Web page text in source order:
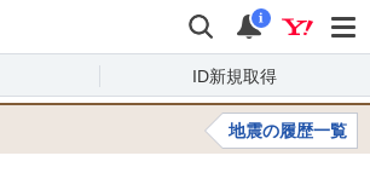
検索 通知
i
ID新規取得
地震の履歴一覧